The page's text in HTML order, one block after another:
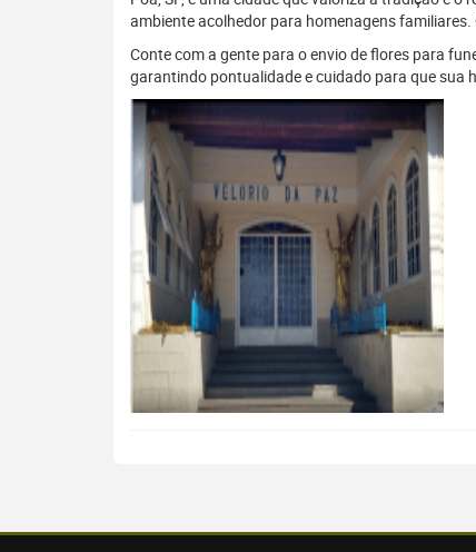
ambiente acolhedor para homenagens
Conte com a gente para o envio de flores para
garantindo pontualidade e cuidado para que sua